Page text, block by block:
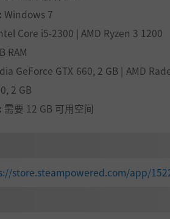
Windows 7
Core i5-2300 | AMD Ryzen 3 1200
RAM
GeForce GTX 660, 2 GB | AMD
2 GB
需要 12 GB 可用空间
store.steampowered.com/app/